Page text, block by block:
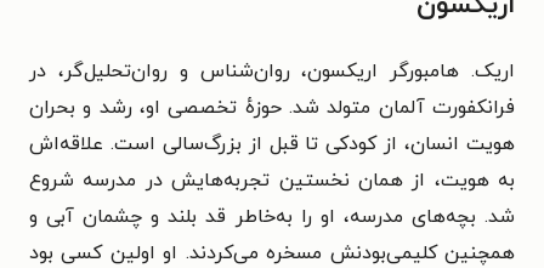
اریک. هامبورگر اریکسون، روان‌شناس و روان‌تحلیل‌گر، در
فرانکفورت آلمان متولد شد. حوزهٔ تخصصی او، رشد و بحران
هویت انسان، از کودکی تا قبل از بزرگ‌سالی است. علاقه‌اش
به هویت، از همان نخستین تجربه‌هایش در مدرسه شروع
شد. بچه‌های مدرسه، او را به‌خاطر قد‌ بلند و چشمان آبی و
همچنین کلیمی‌بودنش مسخره می‌کردند. او اولین کسی بود